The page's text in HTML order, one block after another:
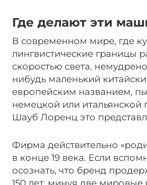
Где делают эти
В современном мире, где
лингвистические границы
скоростью света,
нибудь маленький
европейским названием,
немецкой или итальянской
Шауб Лоренц это
Фирма действительно
в конце 19 века. Если
осознать, что бренд